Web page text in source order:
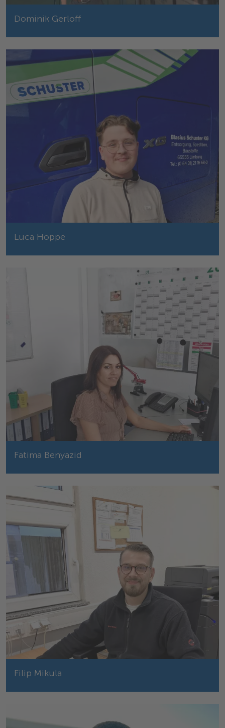
Dominik Gerloff
Luca Hoppe
Fatima Benyazid
Filip Mikula